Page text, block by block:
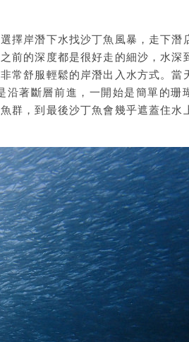
擇岸潛下水找沙丁魚風暴，走下潛
前的深度都是很好走的細沙，水深
常舒服輕鬆的岸潛出入水方式。當
著斷層前進，一開始是簡單的珊
群，到最後沙丁魚會幾乎遮蓋住水